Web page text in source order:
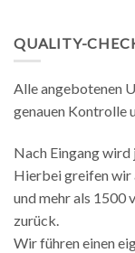
QUALITY-
Alle angebotenen
genauen Kontrolle
Nach Eingang wird
Hierbei greifen wir
und mehr als 1500
zurück.
Wir führen einen